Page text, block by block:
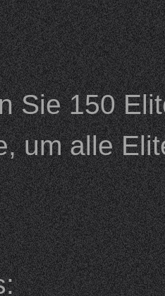
Sie 150
um alle